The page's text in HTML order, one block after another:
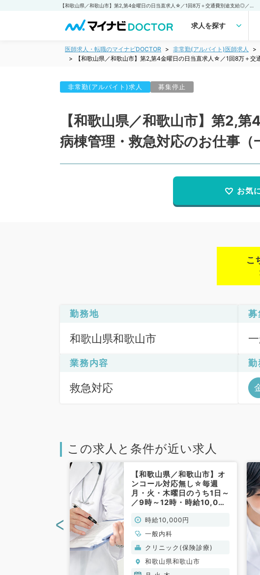
求人を探す
医師求人・転職のマイナビDOCTOR 非常勤(アルバイト)医師求人
【和歌山県／和歌山市】第2,第4金曜日の日当直求人☆／1回8万＋
非常勤(アルバイト)求人 募集停止
【和歌山県／和歌山市】第2,
病棟管理・救急対応のお仕事（
お気
こ
勤務地
和歌山県和歌山市
募
業務内容
救急対応
勤
この求人と条件が近い求人
【和歌山県／和歌山市】オ
ンコール対応無し☆毎週
月・火・木曜日のうち1日～
／9時～12時・時給10,000
（一般内科／非常勤）
時給10,000円
一般内科
クリニック(保険診療)
和歌山県和歌山市
<